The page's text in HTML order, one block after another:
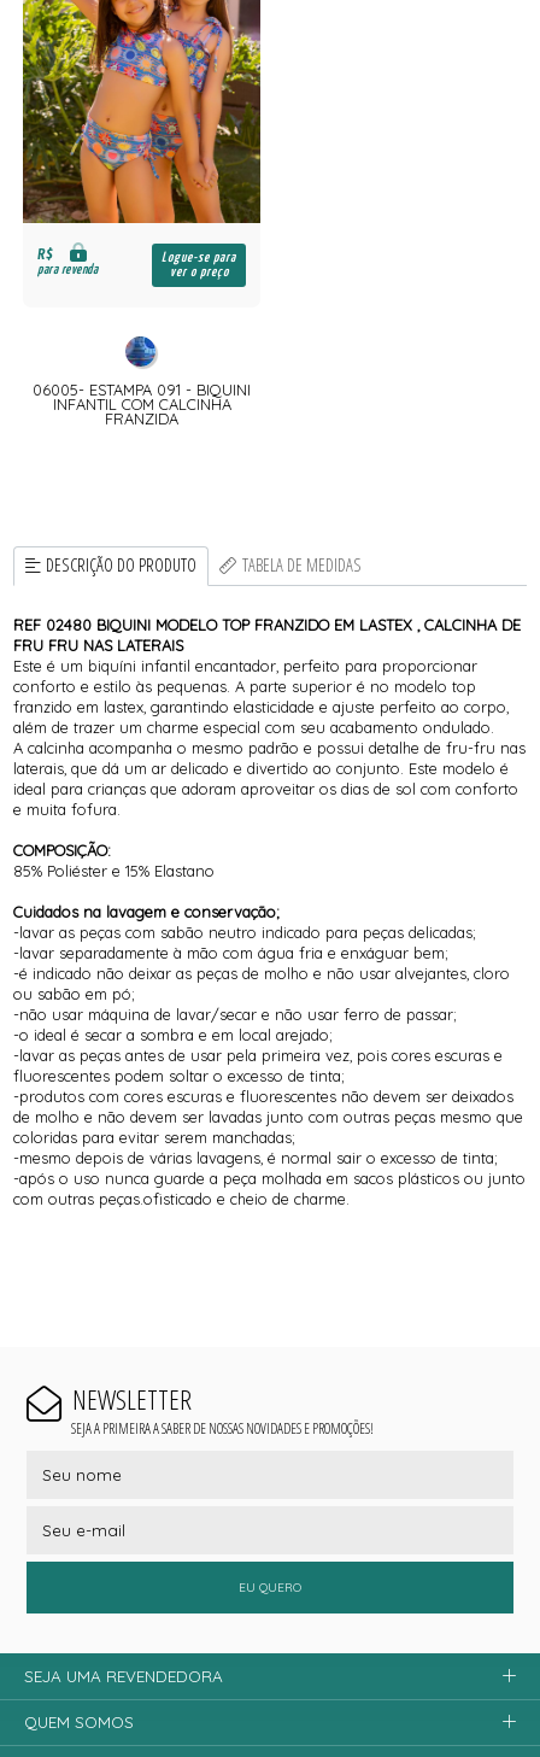
R$
para revenda
Logue-se para
ver o preço
06005- ESTAMPA 091 - BIQUINI
INFANTIL COM CALCINHA
FRANZIDA
DESCRIÇÃO DO PRODUTO TABELA DE MEDIDAS
REF 02480 BIQUINI MODELO TOP FRANZIDO EM LASTEX , CALCINHA DE
FRU FRU NAS LATERAIS
Este é um biquíni infantil encantador, perfeito para proporcionar
conforto e estilo às pequenas. A parte superior é no modelo top
franzido em lastex, garantindo elasticidade e ajuste perfeito ao corpo,
além de trazer um charme especial com seu acabamento ondulado.
A calcinha acompanha o mesmo padrão e possui detalhe de fru-fru nas
laterais, que dá um ar delicado e divertido ao conjunto. Este modelo é
ideal para crianças que adoram aproveitar os dias de sol com conforto
e muita fofura.
COMPOSIÇÃO:
85% Poliéster e 15% Elastano
Cuidados na lavagem e conservação;
-lavar as peças com sabão neutro indicado para peças delicadas;
-lavar separadamente à mão com água fria e enxáguar bem;
-é indicado não deixar as peças de molho e não usar alvejantes, cloro
ou sabão em pó;
-não usar máquina de lavar/secar e não usar ferro de passar;
-o ideal é secar a sombra e em local arejado;
-lavar as peças antes de usar pela primeira vez, pois cores escuras e
fluorescentes podem soltar o excesso de tinta;
-produtos com cores escuras e fluorescentes não devem ser deixados
de molho e não devem ser lavadas junto com outras peças mesmo que
coloridas para evitar serem manchadas;
-mesmo depois de várias lavagens, é normal sair o excesso de tinta;
-após o uso nunca guarde a peça molhada em sacos plásticos ou junto
com outras peças.ofisticado e cheio de charme.
NEWSLETTER
SEJA A PRIMEIRA A SABER DE NOSSAS NOVIDADES E PROMOÇÕES!
EU QUERO
SEJA UMA REVENDEDORA
QUEM SOMOS